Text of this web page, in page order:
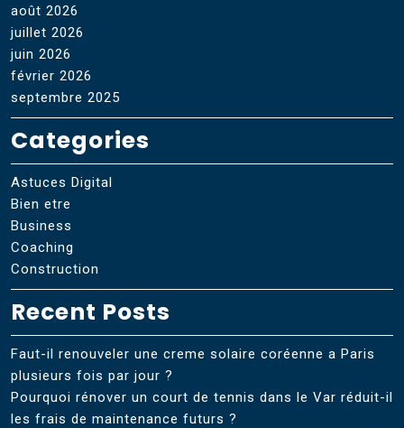
août 2026
juillet 2026
juin 2026
février 2026
septembre 2025
Categories
Astuces Digital
Bien etre
Business
Coaching
Construction
Recent Posts
Faut-il renouveler une creme solaire coréenne a Paris
plusieurs fois par jour ?
Pourquoi rénover un court de tennis dans le Var réduit-il
les frais de maintenance futurs ?